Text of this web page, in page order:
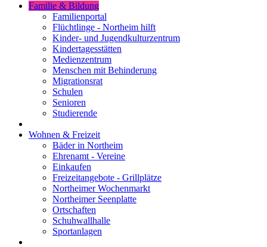
Familie & Bildung
Familienportal
Flüchtlinge - Northeim hilft
Kinder- und Jugendkulturzentrum
Kindertagesstätten
Medienzentrum
Menschen mit Behinderung
Migrationsrat
Schulen
Senioren
Studierende
Wohnen & Freizeit
Bäder in Northeim
Ehrenamt - Vereine
Einkaufen
Freizeitangebote - Grillplätze
Northeimer Wochenmarkt
Northeimer Seenplatte
Ortschaften
Schuhwallhalle
Sportanlagen